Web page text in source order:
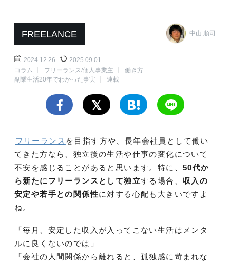
FREELANCE 中山 順司
2024.12.26
2025.09.01
コラム
フリーランス/個人事業主
働き方
副業生活20年でわかった事実
連載
フリーランス を目指す方や、長年会社員として働い
てきた方なら、独立後の生活や仕事の変化について
不安を感じることがあると思います。特に、 50代か
ら新たにフリーランスとして独立する場合、 収入の
安定や若手との関係性に対する心配も大きいですよ
ね。
「毎月、安定した収入が入ってこない生活はメンタ
ルに良くないのでは」
「会社の人間関係から離れると、孤独感に苛まれな